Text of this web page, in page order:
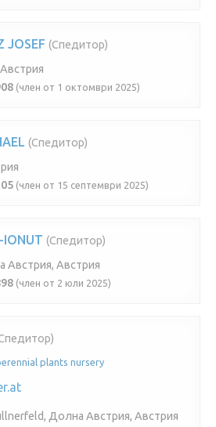
JOSEF (Спедитор)
(член от 1 октомври 2025)
(Спедитор)
(член от 15 септември 2025)
IONUT (Спедитор)
Австрия, Австрия
(член от 2 юли 2025)
plants nursery
Долна Австрия, Австрия